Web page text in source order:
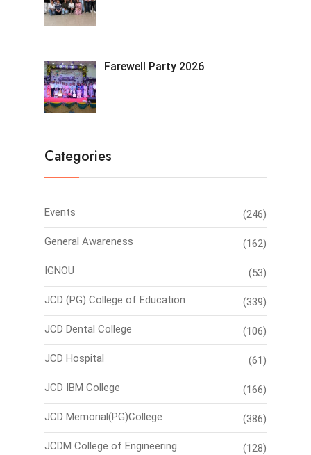
Farewell Party 2026
Categories
Events (246)
General Awareness (162)
IGNOU (53)
JCD (PG) College of Education (339)
JCD Dental College (106)
JCD Hospital (61)
JCD IBM College (166)
JCD Memorial(PG)College (386)
JCDM College of Engineering (128)